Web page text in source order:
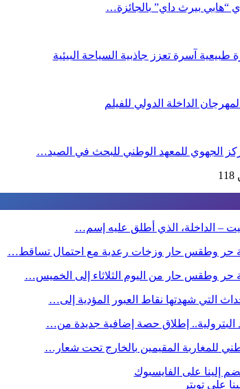
“هابي بيرث داي” بالجائزة…
آسرة تعزز جاذبية السياحة البيئية
الجهوي للمعهد الوطني للبحث في الصيد…
– الداخلة، الذي أطلق عليه إسم…
حر وطقس حار وزخات رعدية مع احتمال تساقط…
حر وطقس حار من اليوم الثلاثاء إلى الخميس…
التي شهدتها نقاط العبور المؤدية إلى…
البترولية.. إطلاق حصة إضافية جديدة من…
للمغاربة المقيمين بالخارج تحت شعار…
إلينا على الفايسبوك
على تويتر